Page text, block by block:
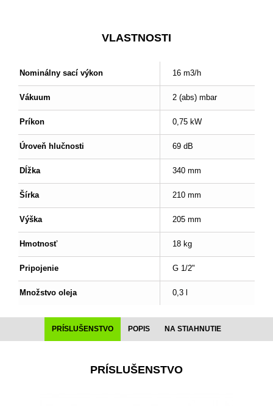
VLASTNOSTI
Nominálny sací výkon 16 m3/h
Vákuum 2 (abs) mbar
Príkon 0,75 kW
Úroveň hlučnosti 69 dB
Dĺžka 340 mm
Šírka 210 mm
Výška 205 mm
Hmotnosť 18 kg
Pripojenie G 1/2"
Množstvo oleja 0,3 l
PRÍSLUŠENSTVO POPIS NA STIAHNUTIE
PRÍSLUŠENSTVO